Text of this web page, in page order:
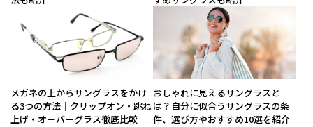
メガネの上からサングラスをかけ
る3つの方法｜クリップオン・跳ね
上げ・オーバーグラス徹底比較
おしゃれに見えるサングラスと
は？自分に似合うサングラスの条
件、選び方やおすすめ10選を紹介